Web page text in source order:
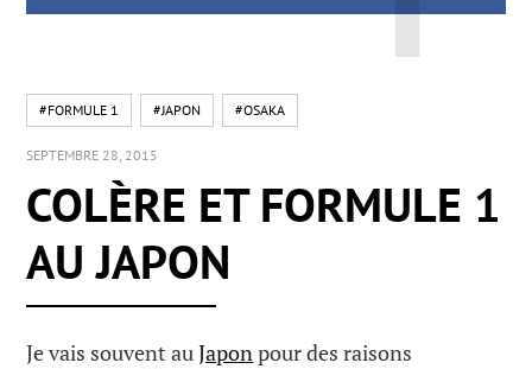
#FORMULE 1 #JAPON #OSAKA
SEPTEMBRE 28, 2015
COLÈRE ET FORMULE 1
AU JAPON
Je vais souvent auJaponpour des raisons